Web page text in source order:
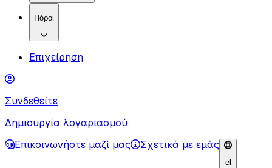
Πόροι
Επιχείρηση
Συνδεθείτε
Δημιουργία λογαριασμού
Επικοινωνήστε μαζί μας
Σχετικά με εμάς
el